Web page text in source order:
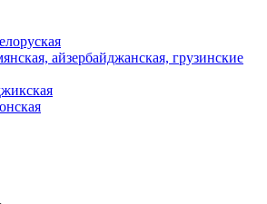
айзербайджанская, грузинские